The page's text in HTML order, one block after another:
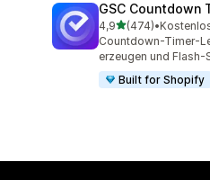
GSC Countdown
4,9von 5 Sternen
(474)
474 Rezensionen
•
Countdown-Timer-
erzeugen und Flash-
Built for Shopify